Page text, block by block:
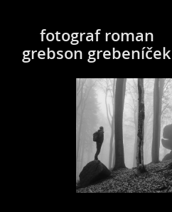
fotograf roman
grebson grebeníček